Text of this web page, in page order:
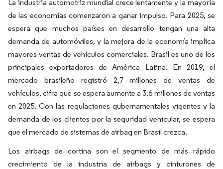
La industria automotriz mundial crece lentamente y la mayoría
de las economías comenzaron a ganar impulso. Para 2025, se
espera que muchos países en desarrollo tengan una alta
demanda de automóviles, y la mejora de la economía implica
mayores ventas de vehículos comerciales. Brasil es uno de los
principales exportadores de América Latina. En 2019, el
mercado brasileño registró 2,7 millones de ventas de
vehículos, cifra que se espera aumente a 3,6 millones de ventas
en 2025. Con las regulaciones gubernamentales vigentes y la
demanda de los clientes por la seguridad vehicular, se espera
que el mercado de sistemas de airbag en Brasil crezca.
Los airbags de cortina son el segmento de más rápido
crecimiento de la industria de airbags y cinturones de